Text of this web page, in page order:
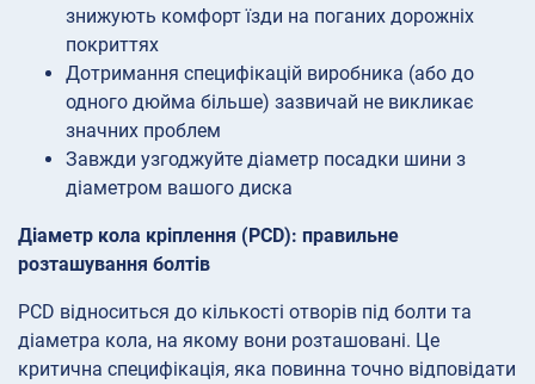
знижують комфорт їзди на поганих дорожніх
покриттях
Дотримання специфікацій виробника (або до
одного дюйма більше) зазвичай не викликає
значних проблем
Завжди узгоджуйте діаметр посадки шини з
діаметром вашого диска
Діаметр кола кріплення (PCD): правильне
розташування болтів
PCD відноситься до кількості отворів під болти та
діаметра кола, на якому вони розташовані. Це
критична специфікація, яка повинна точно відповідати